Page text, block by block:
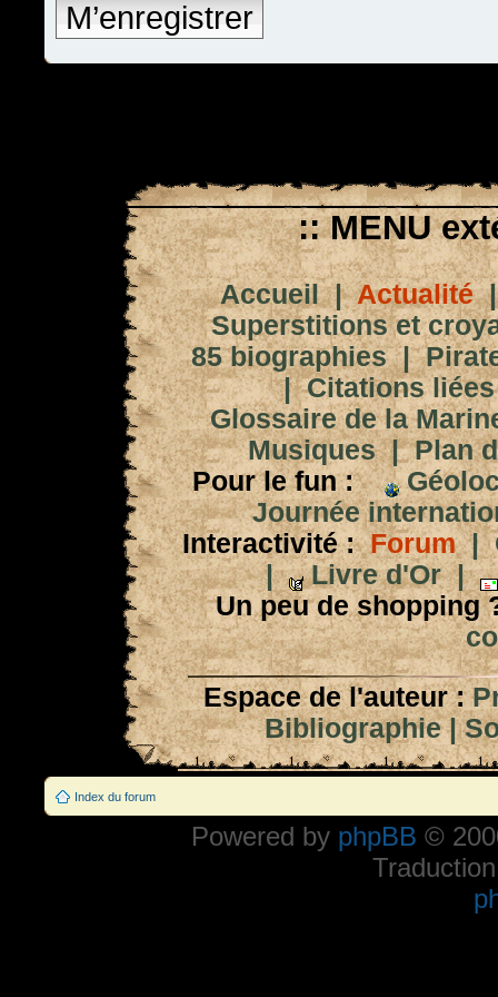
M’enregistrer
:: MENU
Accueil|Actualité
Superstitions et
85 biographies|
|Citations
Glossaire de la
Musiques|Plan
Pour le fun :
Journée
Interactivité : Forum|
|
Livre d'Or|
Un peu de shopping
Espace de l'auteur :
Bibliographie|
Index du forum
Powered by phpBB ©